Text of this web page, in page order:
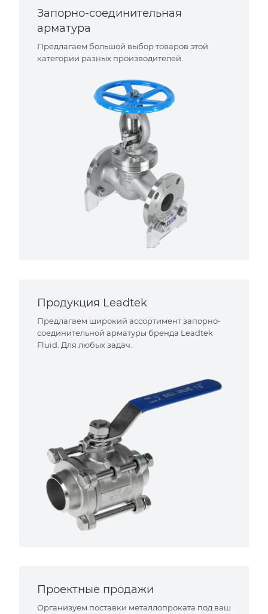
Запорно-соединительная
арматура
Предлагаем большой выбор товаров этой
категории разных производителей.
Продукция Leadtek
Предлагаем широкий ассортимент запорно-
соединительной арматуры бренда Leadtek
Fluid. Для любых задач.
Проектные продажи
Организуем поставки металлопроката под ваш